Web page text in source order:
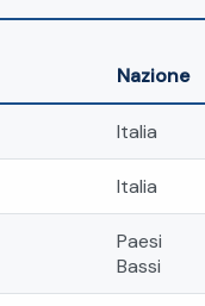
Nazione
Italia
Italia
Paesi
Bassi